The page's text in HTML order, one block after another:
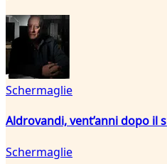
Schermaglie
Aldrovandi, vent’anni dopo il
Schermaglie